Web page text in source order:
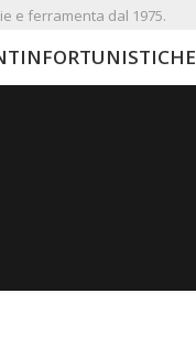
e ferramenta dal 1975.